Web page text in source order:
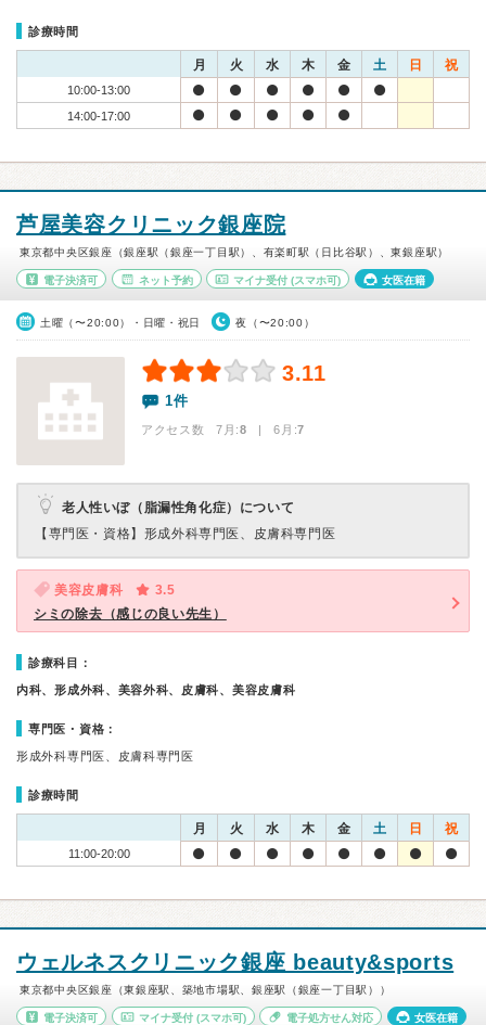
診療時間
月 火 水 木 金 土 日 祝
10:00-13:00
14:00-17:00
芦屋美容クリニック銀座院
東京都中央区銀座（銀座駅（銀座一丁目駅）、有楽町駅（日比谷駅）、東銀座駅）
電子決済可 ネット予約 マイナ受付 (スマホ可) 女医在籍
土曜（〜20:00）・日曜・祝日 夜（〜20:00）
3.11
1件
アクセス数 7月:8 | 6月:7
老人性いぼ（脂漏性角化症）について
【専門医・資格】 形成外科専門医、皮膚科専門医
美容皮膚科
3.5
シミの除去（感じの良い先生）
診療科目：
内科、形成外科、美容外科、皮膚科、美容皮膚科
専門医・資格：
形成外科専門医、皮膚科専門医
診療時間
月 火 水 木 金 土 日 祝
11:00-20:00
ウェルネスクリニック銀座 beauty&sports
東京都中央区銀座（東銀座駅、築地市場駅、銀座駅（銀座一丁目駅））
電子決済可 マイナ受付(スマホ可) 電子処方せん対応 女医在籍